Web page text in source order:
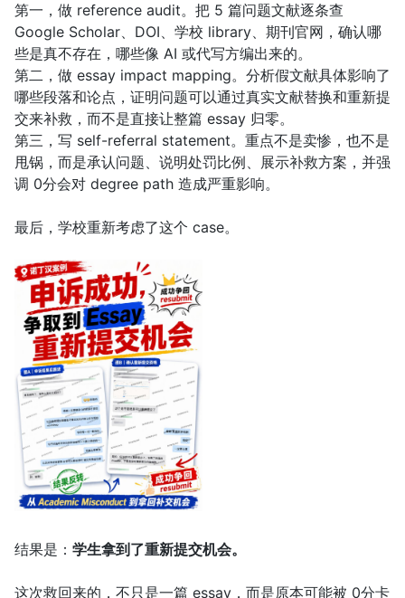
第一，做 reference audit。把 5 篇问题文献逐条查
Google Scholar、DOI、学校 library、期刊官网，确认哪
些是真不存在，哪些像 AI 或代写方编出来的。
第二，做 essay impact mapping。分析假文献具体影响了
哪些段落和论点，证明问题可以通过真实文献替换和重新提
交来补救，而不是直接让整篇 essay 归零。
第三，写 self-referral statement。重点不是卖惨，也不是
甩锅，而是承认问题、说明处罚比例、展示补救方案，并强
调 0分会对 degree path 造成严重影响。
最后，学校重新考虑了这个 case。
结果是： 学生拿到了重新提交机会。
这次救回来的，不只是一篇 essay，而是原本可能被 0分卡